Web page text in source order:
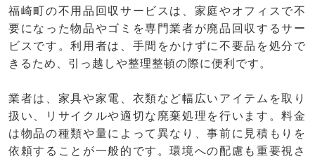
福崎町の不用品回収サービスは、家庭やオフィスで不
要になった物品やゴミを専門業者が廃品回収するサー
ビスです。利用者は、手間をかけずに不要品を処分で
きるため、引っ越しや整理整頓の際に便利です。
業者は、家具や家電、衣類など幅広いアイテムを取り
扱い、リサイクルや適切な廃棄処理を行います。料金
は物品の種類や量によって異なり、事前に見積もりを
依頼することが一般的です。環境への配慮も重要視さ